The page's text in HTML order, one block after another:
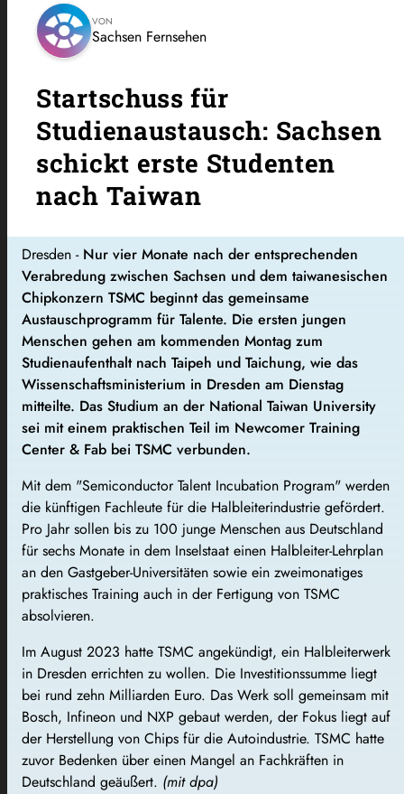
VON
Sachsen Fernsehen
Startschuss für
Studienaustausch: Sachsen
schickt erste Studenten
nach Taiwan
Dresden - Nur vier Monate nach der entsprechenden
Verabredung zwischen Sachsen und dem taiwanesischen
Chipkonzern TSMC beginnt das gemeinsame
Austauschprogramm für Talente. Die ersten jungen
Menschen gehen am kommenden Montag zum
Studienaufenthalt nach Taipeh und Taichung, wie das
Wissenschaftsministerium in Dresden am Dienstag
mitteilte. Das Studium an der National Taiwan University
sei mit einem praktischen Teil im Newcomer Training
Center & Fab bei TSMC verbunden.
Mit dem "Semiconductor Talent Incubation Program" werden
die künftigen Fachleute für die Halbleiterindustrie gefördert.
Pro Jahr sollen bis zu 100 junge Menschen aus Deutschland
für sechs Monate in dem Inselstaat einen Halbleiter-Lehrplan
an den Gastgeber-Universitäten sowie ein zweimonatiges
praktisches Training auch in der Fertigung von TSMC
absolvieren.
Im August 2023 hatte TSMC angekündigt, ein Halbleiterwerk
in Dresden errichten zu wollen. Die Investitionssumme liegt
bei rund zehn Milliarden Euro. Das Werk soll gemeinsam mit
Bosch, Infineon und NXP gebaut werden, der Fokus liegt auf
der Herstellung von Chips für die Autoindustrie. TSMC hatte
zuvor Bedenken über einen Mangel an Fachkräften in
Deutschland geäußert. (mit dpa)